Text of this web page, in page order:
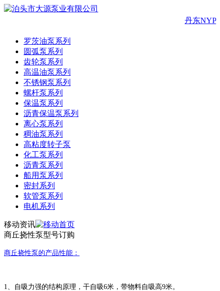
丹东NYP
罗茨油泵系列
圆弧泵系列
齿轮泵系列
高温油泵系列
不锈钢泵系列
螺杆泵系列
保温泵系列
沥青保温泵系列
离心泵系列
稠油泵系列
高粘度转子泵
化工泵系列
沥青泵系列
船用泵系列
密封系列
软管泵系列
电机系列
移动资讯
商丘挠性泵型号订购
商丘挠性泵的产品性能：
1、自吸力强的结构原理，干自吸6米，带物料自吸高9米。